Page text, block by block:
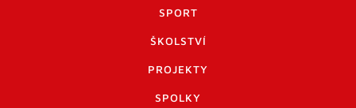
SPORT
ŠKOLSTVÍ
PROJEKTY
SPOLKY